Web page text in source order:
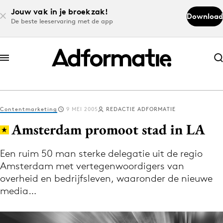
Jouw vak in je broekzak!
De beste leeservaring met de app
Download
Abonneer nu
Abonneer nu
Log in
Download de app
Volg het laatste nieuws via de Adformatie
Nieuws app
Contentmarketing 9 MEI 2005 REDACTIE ADFORMATIE
Amsterdam promoot stad in LA
Een ruim 50 man sterke delegatie uit de regio
Amsterdam met vertegenwoordigers van
overheid en bedrijfsleven, waaronder de nieuwe
media…